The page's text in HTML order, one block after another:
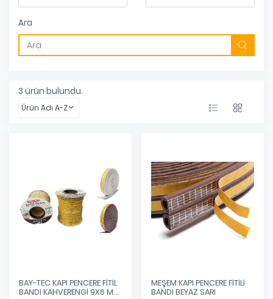
Ara
3 ürün bulundu.
Ürün Adı A-Z
BAY-TEC KAPI PENCERE FİTİL
BANDI KAHVERENGİ 9X6 MM
MEŞEM KAPI PENCERE FİTİLİ
BANDI BEYAZ SARI